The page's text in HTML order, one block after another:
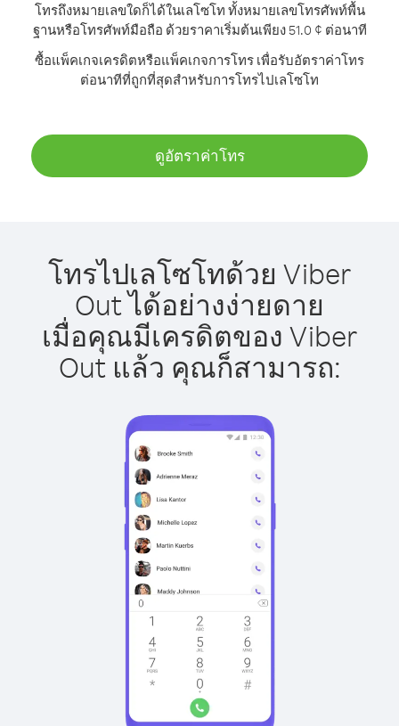
โทรถึงหมายเลขใดก็ได้ในเลโซโท ทั้งหมายเลขโทรศัพท์พื้น
ฐานหรือโทรศัพท์มือถือ ด้วยราคาเริ่มต้นเพียง 51.0 ¢ ต่อนาที
ซื้อแพ็คเกจเครดิตหรือแพ็คเกจการโทร เพื่อรับอัตราค่าโทร
ต่อนาทีที่ถูกที่สุดสำหรับการโทรไปเลโซโท
ดูอัตราค่าโทร
โทรไปเลโซโทด้วย Viber
Out ได้อย่างง่ายดาย
เมื่อคุณมีเครดิตของ Viber
Out แล้ว คุณก็สามารถ: